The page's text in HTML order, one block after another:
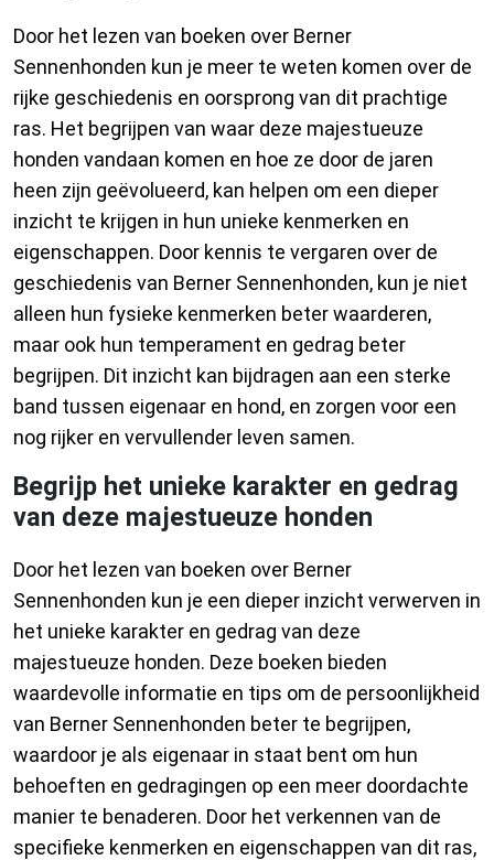
Door het lezen van boeken over Berner
Sennenhonden kun je meer te weten komen over de
rijke geschiedenis en oorsprong van dit prachtige
ras. Het begrijpen van waar deze majestueuze
honden vandaan komen en hoe ze door de jaren
heen zijn geëvolueerd, kan helpen om een dieper
inzicht te krijgen in hun unieke kenmerken en
eigenschappen. Door kennis te vergaren over de
geschiedenis van Berner Sennenhonden, kun je niet
alleen hun fysieke kenmerken beter waarderen,
maar ook hun temperament en gedrag beter
begrijpen. Dit inzicht kan bijdragen aan een sterke
band tussen eigenaar en hond, en zorgen voor een
nog rijker en vervullender leven samen.
Begrijp het unieke karakter en gedrag
van deze majestueuze honden
Door het lezen van boeken over Berner
Sennenhonden kun je een dieper inzicht verwerven in
het unieke karakter en gedrag van deze
majestueuze honden. Deze boeken bieden
waardevolle informatie en tips om de persoonlijkheid
van Berner Sennenhonden beter te begrijpen,
waardoor je als eigenaar in staat bent om hun
behoeften en gedragingen op een meer doordachte
manier te benaderen. Door het verkennen van de
specifieke kenmerken en eigenschappen van dit ras,